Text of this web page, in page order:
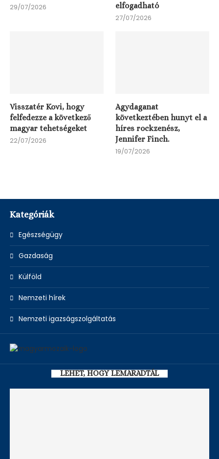
29/07/2026
elfogadható
27/07/2026
Visszatér Kovi, hogy
felfedezze a következő
magyar tehetségeket
22/07/2026
Agydaganat
következtében hunyt el a
híres rockzenész,
Jennifer Finch.
19/07/2026
Kategóriák
Egészségügy
Gazdaság
Külföld
Nemzeti hírek
Nemzeti igazságszolgáltatás
LEHET, HOGY LEMARADTÁL